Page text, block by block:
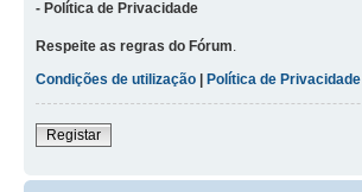
- Política de Privacidade
Respeite as regras do Fórum
Condições de utilização | Política de Privacidade
Registar